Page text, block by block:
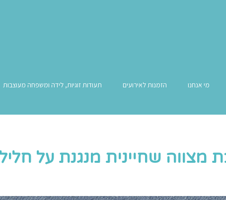
מי אנחנו הזמנות לאירועים תעודות זוגיות, לידה ומשפחה מעוצבות
מצווה שחיינית מנגנת על חליל